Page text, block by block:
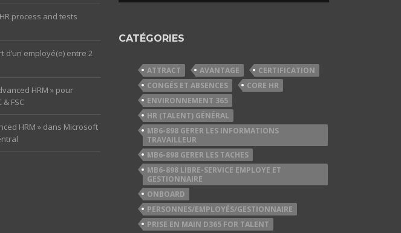
process and tests
d’un employé(e) entre 2
HRM » pour
FSC
HRM » dans Microsoft
CATÉGORIES
ATTRACT AVANTAGE
CERTIFICATION
CONGÉS ET ABSENCES
CORE HR
ENVIRONNEMENT 365
HR (TALENT) GÉNÉRAL
MB6-898 GERER LES INFORMATIONS
TRAVAILLEUR
MB6-898 GERER LES TACHES
MB6-898 LIBRE-SERVICE EMPLOYE ET
GESTIONNAIRE
ONBOARD
PERSONNES/EMPLOYÉS/GESTIONNAIRE
PRISE EN MAIN D365 FOR TALENT